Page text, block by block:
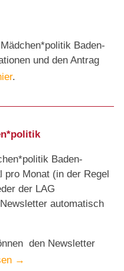
Baden-
und den Antrag
.
Baden-
Monat (in der Regel
der LAG
automatisch
den Newsletter
→